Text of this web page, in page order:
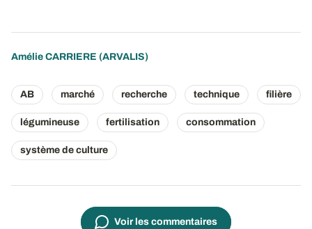
Amélie CARRIERE (ARVALIS)
AB marché recherche technique filière
légumineuse fertilisation consommation
système de culture
Voir les commentaires